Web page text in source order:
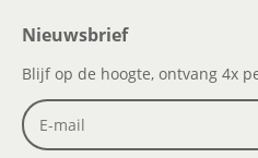
Nieuwsbrief
Blijf op de hoogte, ontvang 4x